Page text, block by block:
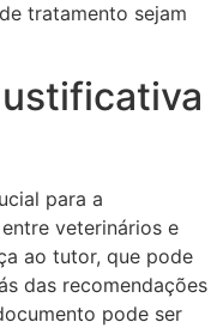
tratamento sejam
para a
veterinários e
ao tutor, que pode
das recomendações
pode ser